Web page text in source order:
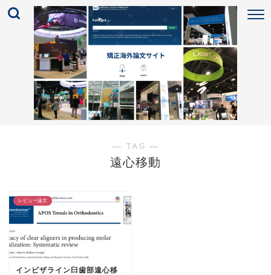
― TAG ―
遠心移動
レビュー論文
インビザライン臼歯部遠心移